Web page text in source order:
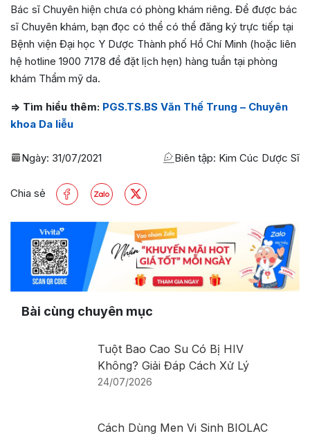
Bác sĩ Chuyên hiện chưa có phòng khám riêng. Để được bác
sĩ Chuyên khám, bạn đọc có thể có thể đăng ký trực tiếp tại
Bệnh viện Đại học Y Dược Thành phố Hồ Chí Minh (hoặc liên
hệ hotline 1900 7178 để đặt lịch hẹn) hàng tuần tại phòng
khám Thẩm mỹ da.
=> Tìm hiểu thêm: PGS.TS.BS Văn Thế Trung – Chuyên
khoa Da liễu
Ngày: 31/07/2021 Biên tập: Kim Cúc Dược Sĩ
Chia sẻ
Bài cùng chuyên mục
Tuột Bao Cao Su Có Bị HIV
Không? Giải Đáp Cách Xử Lý
24/07/2026
Cách Dùng Men Vi Sinh BIOLAC